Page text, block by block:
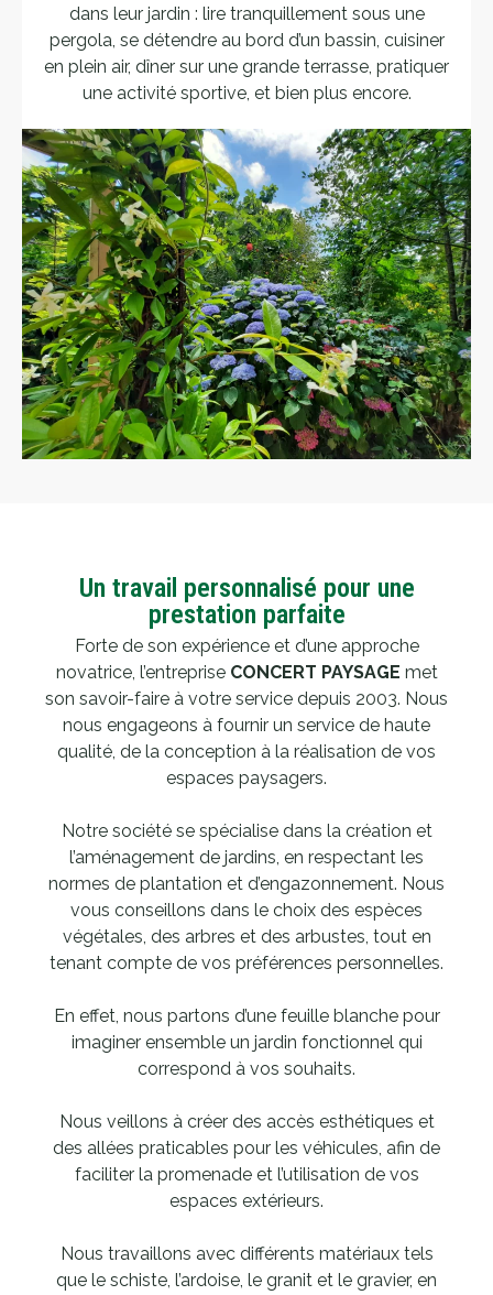
dans leur jardin : lire tranquillement sous une
pergola, se détendre au bord d’un bassin, cuisiner
en plein air, dîner sur une grande terrasse, pratiquer
une activité sportive, et bien plus encore.
Un travail personnalisé pour une
prestation parfaite
Forte de son expérience et d’une approche
novatrice, l’entreprise CONCERT PAYSAGE met
son savoir-faire à votre service depuis 2003. Nous
nous engageons à fournir un service de haute
qualité, de la conception à la réalisation de vos
espaces paysagers.
Notre société se spécialise dans la création et
l’aménagement de jardins, en respectant les
normes de plantation et d’engazonnement. Nous
vous conseillons dans le choix des espèces
végétales, des arbres et des arbustes, tout en
tenant compte de vos préférences personnelles.
En effet, nous partons d’une feuille blanche pour
imaginer ensemble un jardin fonctionnel qui
correspond à vos souhaits.
Nous veillons à créer des accès esthétiques et
des allées praticables pour les véhicules, afin de
faciliter la promenade et l’utilisation de vos
espaces extérieurs.
Nous travaillons avec différents matériaux tels
que le schiste, l’ardoise, le granit et le gravier, en